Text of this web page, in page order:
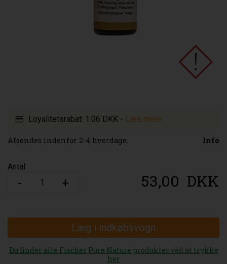
Loyalitetsrabat: 1.06 DKK - Læs mere
Afsendes indenfor 2-4 hverdage. Info
Antal
53,00 DKK
Læg i indkøbsvogn
Du finder alle Fischer Pure Nature produkter ved at trykke
her